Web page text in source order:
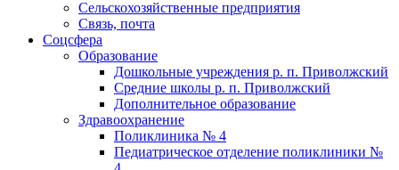
Сельскохозяйственные предприятия
Связь, почта
Соцсфера
Образование
Дошкольные учреждения р. п. Приволжский
Средние школы р. п. Приволжский
Дополнительное образование
Здравоохранение
Поликлиника № 4
Педиатрическое отделение поликлиники №